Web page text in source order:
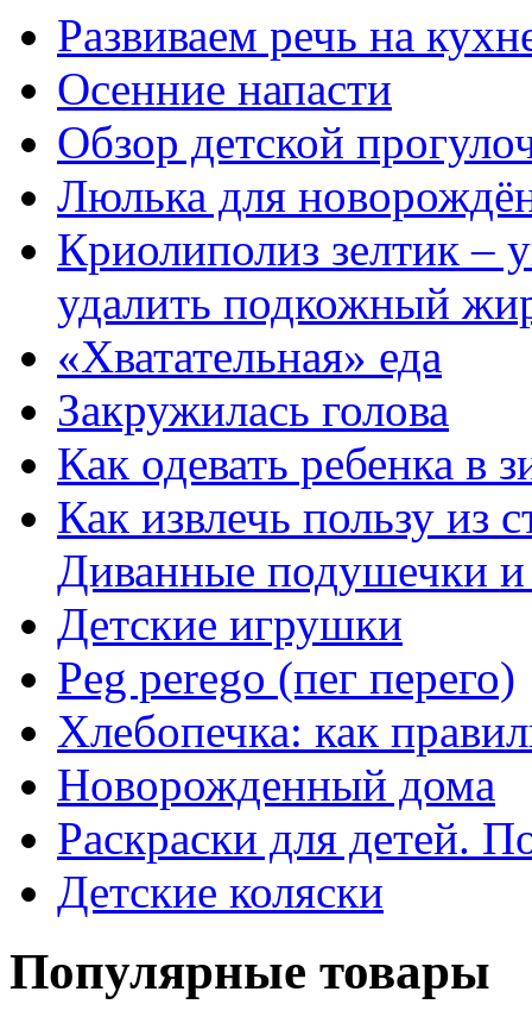
Развиваем речь на
Осенние напасти
Обзор детской
Люлька для
Криолиполиз зелтик –
удалить подкожный
«Хватательная» еда
Закружилась голова
Как одевать ребенка в
Как извлечь пользу из
Диванные подушечки
Детские игрушки
Peg perego (пег перего)
Хлебопечка: как
Новорожденный дома
Раскраски для детей.
Детские коляски
Популярные товары